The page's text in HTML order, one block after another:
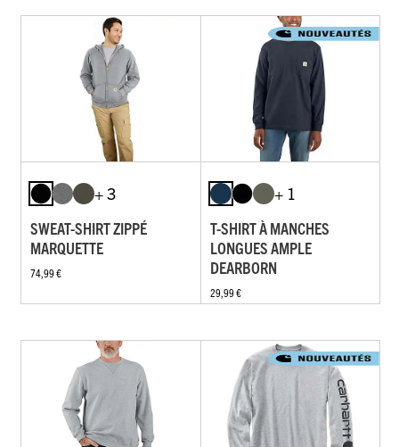
+ 3
SWEAT-SHIRT ZIPPÉ
MARQUETTE
74,99 €
+ 1
T-SHIRT À MANCHES
LONGUES AMPLE
DEARBORN
29,99 €